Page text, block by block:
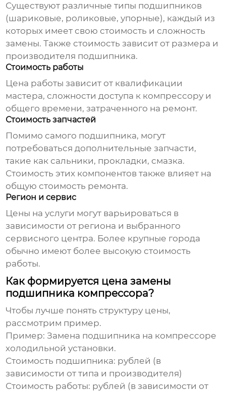
Существуют различные типы подшипников
(шариковые, роликовые, упорные), каждый из
которых имеет свою стоимость и сложность
замены. Также стоимость зависит от размера и
производителя подшипника.
Стоимость работы
Цена работы зависит от квалификации
мастера, сложности доступа к компрессору и
общего времени, затраченного на ремонт.
Стоимость запчастей
Помимо самого подшипника, могут
потребоваться дополнительные запчасти,
такие как сальники, прокладки, смазка.
Стоимость этих компонентов также влияет на
общую стоимость ремонта.
Регион и сервис
Цены на услуги могут варьироваться в
зависимости от региона и выбранного
сервисного центра. Более крупные города
обычно имеют более высокую стоимость
работы.
Как формируется цена замены
подшипника компрессора?
Чтобы лучше понять структуру цены,
рассмотрим пример.
Пример: Замена подшипника на компрессоре
холодильной установки.
Стоимость подшипника: рублей (в
зависимости от типа и производителя)
Стоимость работы: рублей (в зависимости от